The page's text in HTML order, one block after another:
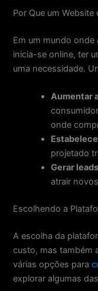
Por Que um
Em um mundo onde
inicia-se online, ter
uma necessidade.
Aumentar
onde
projetado
Gerar
atrair
Escolhendo a
A escolha da
custo, mas também
várias opções para
explorar algumas